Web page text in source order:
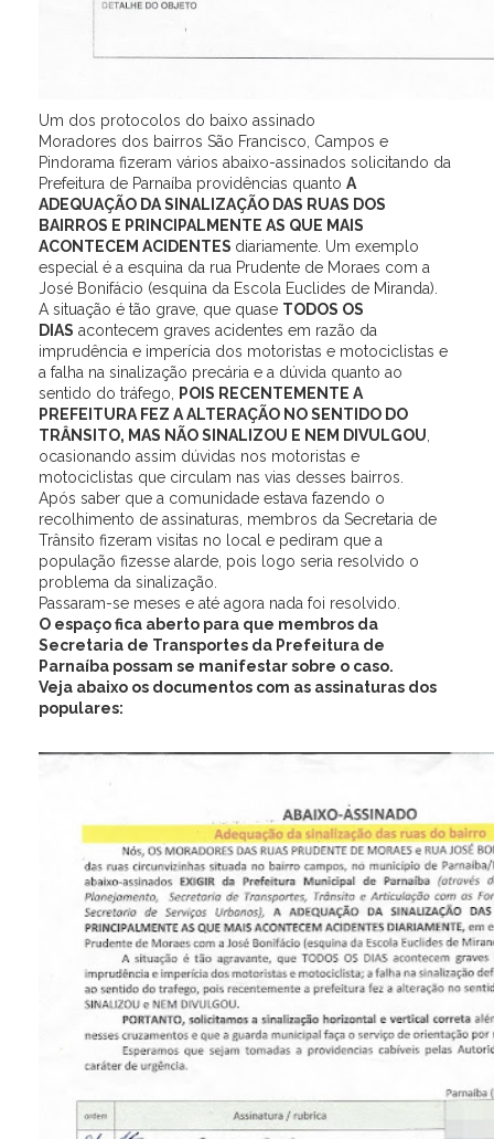
Um dos protocolos do baixo assinado
Moradores dos bairros São Francisco, Campos e
Pindorama fizeram vários abaixo-assinados solicitando da
Prefeitura de Parnaíba providências quanto A
ADEQUAÇÃO DA SINALIZAÇÃO DAS RUAS DOS
BAIRROS E PRINCIPALMENTE AS QUE MAIS
ACONTECEM ACIDENTES diariamente. Um exemplo
especial é a esquina da rua Prudente de Moraes com a
José Bonifácio (esquina da Escola Euclides de Miranda).
A situação é tão grave, que quase TODOS OS
DIAS acontecem graves acidentes em razão da
imprudência e imperícia dos motoristas e motociclistas e
a falha na sinalização precária e a dúvida quanto ao
sentido do tráfego, POIS RECENTEMENTE A
PREFEITURA FEZ A ALTERAÇÃO NO SENTIDO DO
TRÂNSITO, MAS NÃO SINALIZOU E NEM DIVULGOU,
ocasionando assim dúvidas nos motoristas e
motociclistas que circulam nas vias desses bairros.
Após saber que a comunidade estava fazendo o
recolhimento de assinaturas, membros da Secretaria de
Trânsito fizeram visitas no local e pediram que a
população fizesse alarde, pois logo seria resolvido o
problema da sinalização.
Passaram-se meses e até agora nada foi resolvido.
O espaço fica aberto para que membros da
Secretaria de Transportes da Prefeitura de
Parnaíba possam se manifestar sobre o caso.
Veja abaixo os documentos com as assinaturas dos
populares: